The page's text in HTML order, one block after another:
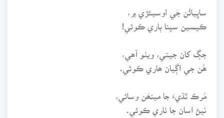
ساڀيائُن جَي اوسيئڙي ۾،
ڪيسين سپنا ٻاري ڪوئي!
جڳ کان جيتي، ويٺو آھي،
ھُن جي اڳيان ھاري ڪوئي.
مُرڪ ٿڌيءَ جا مينھَن وسائي،
نيڻ اسان جا ٺاري ڪوئي.